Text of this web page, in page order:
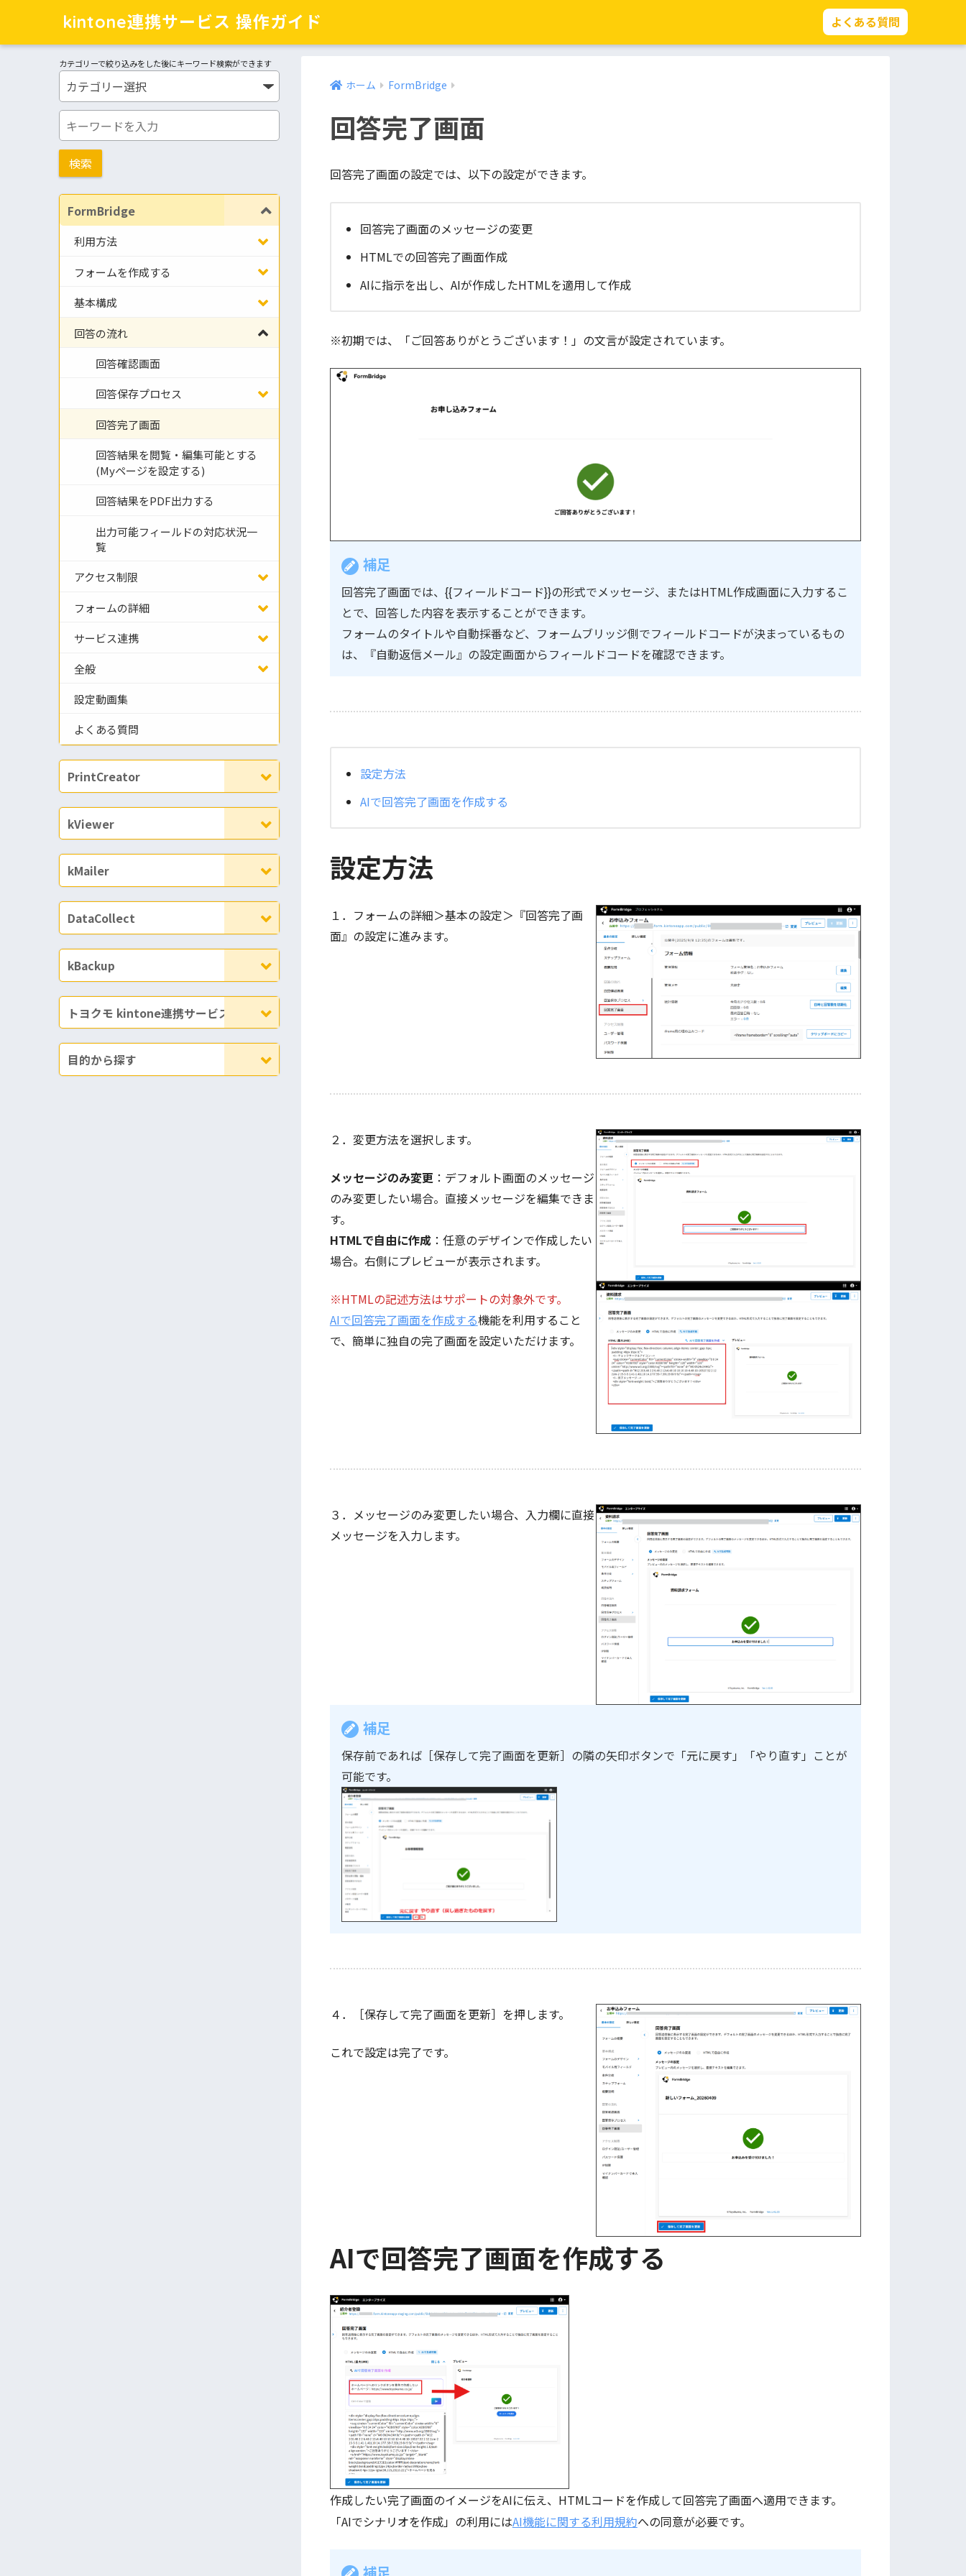
kintone連携サービス 操作ガイド よくある質問
カテゴリーで絞り込みをした後にキーワード検索ができます
FormBridge
利用方法
フォームを作成する
基本構成
回答の流れ
回答確認画面
回答保存プロセス
回答完了画面
回答結果を閲覧・編集可能とする
(Myページを設定する)
回答結果をPDF出力する
出力可能フィールドの対応状況一
覧
アクセス制限
フォームの詳細
サービス連携
全般
設定動画集
よくある質問
PrintCreator
kViewer
kMailer
DataCollect
kBackup
トヨクモ kintone連携サービス
目的から探す
ホーム FormBridge
回答完了画面
回答完了画面の設定では、以下の設定ができます。
回答完了画面のメッセージの変更
HTMLでの回答完了画面作成
AIに指示を出し、AIが作成したHTMLを適用して作成
※初期では、「ご回答ありがとうございます！」の文言が設定されています。
補足
回答完了画面では、{{フィールドコード}}の形式でメッセージ、またはHTML作成画面に入力するこ
とで、回答した内容を表示することができます。
フォームのタイトルや自動採番など、フォームブリッジ側でフィールドコードが決まっているもの
は、『自動返信メール』の設定画面からフィールドコードを確認できます。
設定方法
AIで回答完了画面を作成する
設定方法
１．フォームの詳細＞基本の設定＞『回答完了画
面』の設定に進みます。
２．変更方法を選択します。
メッセージのみ変更：デフォルト画面のメッセージ
のみ変更したい場合。直接メッセージを編集できま
す。
HTMLで自由に作成：任意のデザインで作成したい
場合。右側にプレビューが表示されます。
※HTMLの記述方法はサポートの対象外です。
AIで回答完了画面を作成する機能を利用すること
で、簡単に独自の完了画面を設定いただけます。
３．メッセージのみ変更したい場合、入力欄に直接
メッセージを入力します。
補足
保存前であれば［保存して完了画面を更新］の隣の矢印ボタンで「元に戻す」「やり直す」ことが
可能です。
４．［保存して完了画面を更新］を押します。
これで設定は完了です。
AIで回答完了画面を作成する
作成したい完了画面のイメージをAIに伝え、HTMLコードを作成して回答完了画面へ適用できます。
「AIでシナリオを作成」の利用にはAI機能に関する利用規約への同意が必要です。